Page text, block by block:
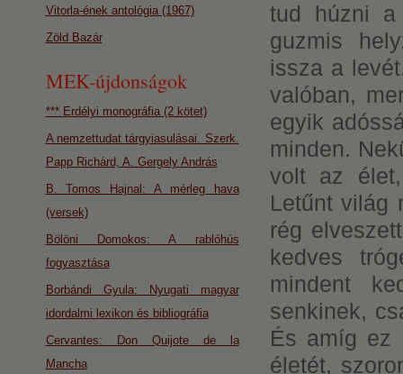
tud húzni
guzmis
issza a
valóban,
egyik
minden.
volt az
Letűnt világ
rég
kedves
mindent
senkinek,
És amíg ez
életét,
Vitorla-ének antológia (1967)
Zöld Bazár
MEK-újdonságok
*** Erdélyi monográfia (2 kötet)
A nemzettudat tárgyiasulásai. Szerk.
Papp Richárd, A. Gergely András
B. Tomos Hajnal: A mérleg hava
(versek)
Bölöni Domokos: A rablóhús
fogyasztása
Borbándi Gyula: Nyugati magyar
idordalmi lexikon és bibliográfia
Cervantes: Don Quijote de la
Mancha